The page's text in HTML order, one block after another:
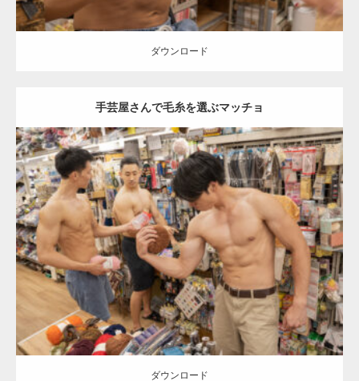
ダウンロード
手芸屋さんで毛糸を選ぶマッチョ
Update:2024.06.21
Category: 手芸屋さんのマッチョ（方南町）
AKIHITO(細マッ
チョ) SOSUKE 外資系筋肉 方南町（東京）
ダウンロード
ダウンロード
【YouTube】マッチョフリー素材メンバーが
ギネス世界記録…